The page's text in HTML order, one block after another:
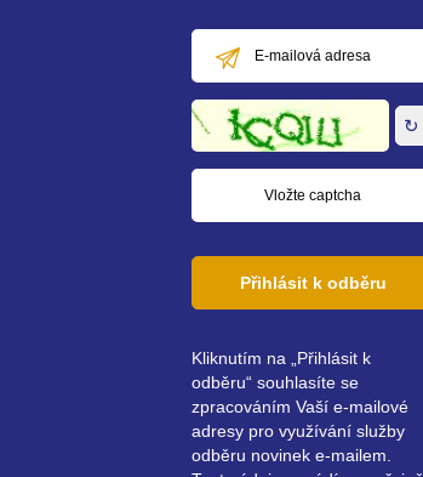
mailová
adresa
↻
Přihlásit k odběru
Kliknutím na „Přihlásit k
odběru“ souhlasíte se
zpracováním Vaší e-mailové
adresy pro využívání služby
odběru novinek e-mailem.